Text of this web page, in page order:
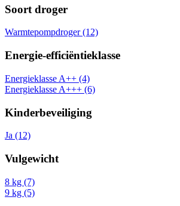
Soort droger
Warmtepompdroger (12)
Energie-efficiëntieklasse
Energieklasse A++ (4)
Energieklasse A+++ (6)
Kinderbeveiliging
Ja (12)
Vulgewicht
8 kg (7)
9 kg (5)